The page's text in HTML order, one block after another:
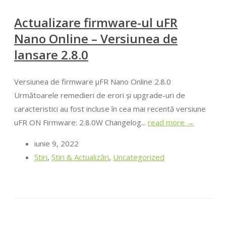
Actualizare firmware-ul uFR
Nano Online – Versiunea de
lansare 2.8.0
Versiunea de firmware μFR Nano Online 2.8.0
Următoarele remedieri de erori și upgrade-uri de
caracteristici au fost incluse în cea mai recentă versiune
uFR ON Firmware: 2.8.0W Changelog... read more →
iunie 9, 2022
Ştiri, Știri & Actualizări, Uncategorized